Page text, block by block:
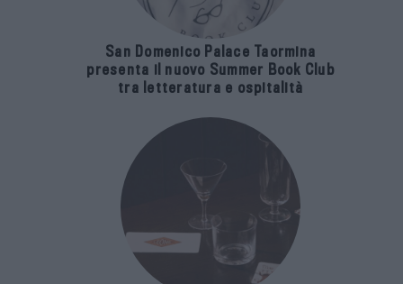
San Domenico Palace Taormina
presenta il nuovo Summer Book Club
tra letteratura e ospitalità